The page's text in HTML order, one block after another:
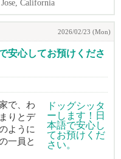
Jose, California
2026/02/23 (Mon)
安心してお預けくださ
で、わ
りとデ
ように
一員と